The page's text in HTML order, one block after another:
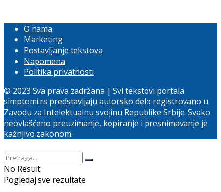
O nama
Marketing
Postavljanje tekstova
Napomena
Politika privatnosti
© 2023 Sva prava zadržana | Svi tekstovi portala
simptomi.rs predstavljaju autorsko delo registrovano u
Zavodu za Intelektualnu svojinu Republike Srbije. Svako
neovlašćeno preuzimanje, kopiranje i presnimavanje je
kažnjivo zakonom.
No Result
Pogledaj sve rezultate